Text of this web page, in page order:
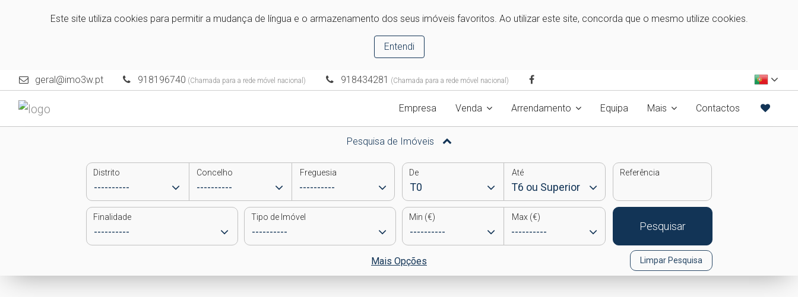
Este site utiliza cookies para permitir a mudança de língua e o armazenamento dos seus imóveis favoritos. Ao utilizar este site, concorda que o mesmo utilize cookies.
Entendi
geral@imo3w.pt 918196740 (Chamada para a rede móvel nacional) 918434281 (Chamada para a rede móvel nacional)
Empresa Venda Arrendamento Equipa Mais Contactos
Pesquisa de Imóveis
Distrito Concelho Freguesia De Até Referência
Finalidade Tipo de Imóvel Min (€) Max (€)
Pesquisar
Mais Opções Limpar Pesquisa